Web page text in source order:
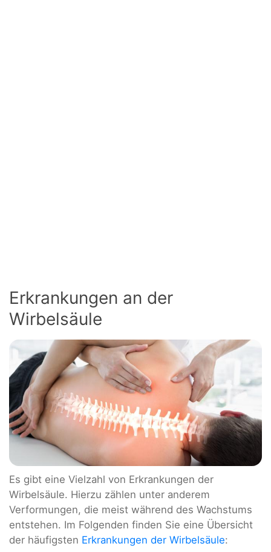
Erkrankungen an der
Wirbelsäule
Es gibt eine Vielzahl von Erkrankungen der
Wirbelsäule. Hierzu zählen unter anderem
Verformungen, die meist während des Wachstums
entstehen. Im Folgenden finden Sie eine Übersicht
der häufigsten Erkrankungen der Wirbelsäule: